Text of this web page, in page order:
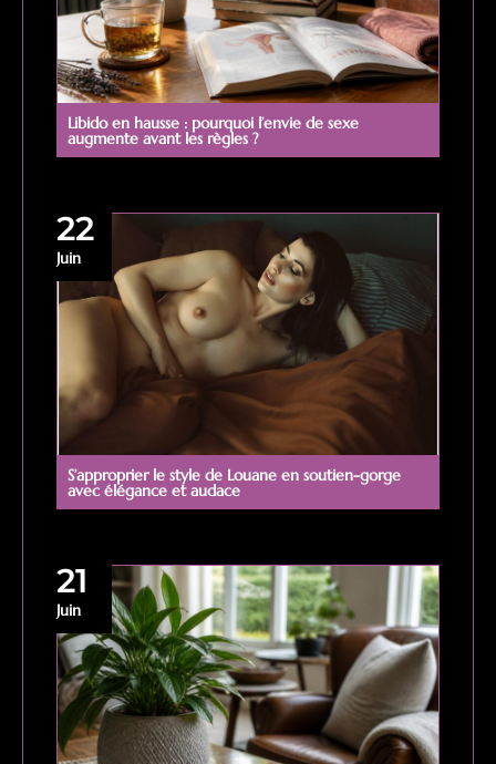
Libido en hausse : pourquoi l’envie de sexe
augmente avant les règles ?
22
Juin
S’approprier le style de Louane en soutien-gorge
avec élégance et audace
21
Juin